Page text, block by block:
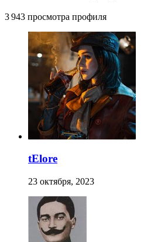
3 943 просмотра профиля
tElore
23 октября, 2023